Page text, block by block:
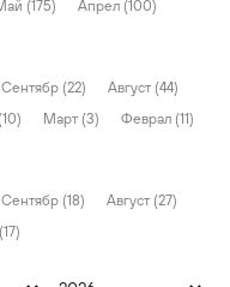
(175)
Апрел (100)
Сентябр (22)
Август (44)
Март (3)
Феврал (11)
Сентябр (18)
Август (27)